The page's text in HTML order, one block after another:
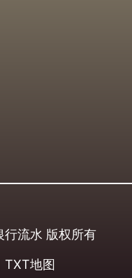
行流水 版权所有
TXT地图